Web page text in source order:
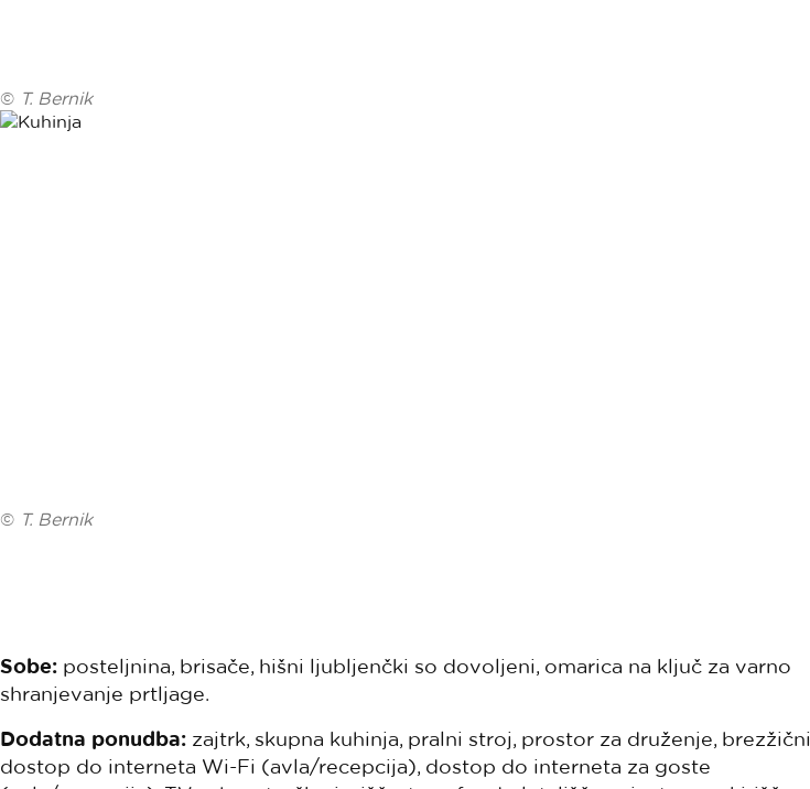
© T. Bernik
© T. Bernik
Sobe: posteljnina, brisače, hišni ljubljenčki so dovoljeni, omarica na ključ za varno
shranjevanje prtljage.
Dodatna ponudba: zajtrk, skupna kuhinja, pralni stroj, prostor za druženje, brezžični
dostop do interneta Wi-Fi (avla/recepcija), dostop do interneta za goste